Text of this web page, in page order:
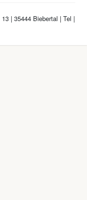
| 35444 Biebertal | Tel |